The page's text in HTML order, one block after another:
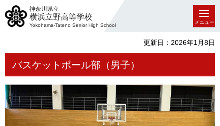
神奈川県立
横浜立野高等学校
Yokohama-Tateno Senior High School
メニュー
更新日：2026年1月8日
バスケットボール部（男子）